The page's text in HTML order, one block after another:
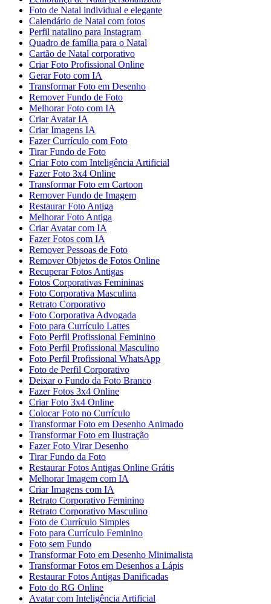
Foto de Natal individual e elegante
Calendário de Natal com fotos
Perfil natalino para Instagram
Quadro de família para o Natal
Cartão de Natal corporativo
Criar Foto Profissional Online
Gerar Foto com IA
Transformar Foto em Desenho
Remover Fundo de Foto
Melhorar Foto com IA
Criar Avatar IA
Criar Imagens IA
Fazer Currículo com Foto
Tirar Fundo de Foto
Criar Foto com Inteligência Artificial
Fazer Foto 3x4 Online
Transformar Foto em Cartoon
Remover Fundo de Imagem
Restaurar Foto Antiga
Melhorar Foto Antiga
Criar Avatar com IA
Fazer Fotos com IA
Remover Pessoas de Foto
Remover Objetos de Fotos Online
Recuperar Fotos Antigas
Fotos Corporativas Femininas
Foto Corporativa Masculina
Retrato Corporativo
Foto Corporativa Advogada
Foto para Currículo Lattes
Foto Perfil Profissional Feminino
Foto Perfil Profissional Masculino
Foto Perfil Profissional WhatsApp
Foto de Perfil Corporativo
Deixar o Fundo da Foto Branco
Fazer Fotos 3x4 Online
Criar Foto 3x4 Online
Colocar Foto no Currículo
Transformar Foto em Desenho Animado
Transformar Foto em Ilustração
Fazer Foto Virar Desenho
Tirar Fundo da Foto
Restaurar Fotos Antigas Online Grátis
Melhorar Imagem com IA
Criar Imagens com IA
Retrato Corporativo Feminino
Retrato Corporativo Masculino
Foto de Currículo Simples
Foto para Currículo Feminino
Foto sem Fundo
Transformar Foto em Desenho Minimalista
Transformar Fotos em Desenhos a Lápis
Restaurar Fotos Antigas Danificadas
Foto do RG Online
Avatar com Inteligência Artificial